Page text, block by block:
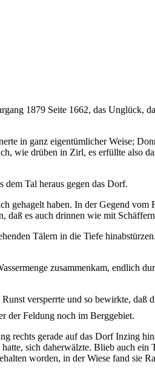
1879 Seite 1662, das Unglück,
in ganz eigentümlicher Weise;
wie drüben in Zirl, es erfüllte also
Tal heraus gegen das Dorf.
gehagelt haben. In der Gegend vom
es auch drinnen wie mit Schäffern
Tälern in die Tiefe
zusammenkam, endlich
versperrte und so bewirkte, daß
der Feldung noch im Berggebiet.
rechts gerade auf das Dorf Inzing
sich daherwälzte. Blieb auch ein
worden, in der Wiese fand sie